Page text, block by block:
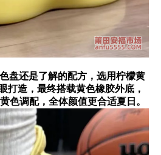
盘还是了解的配方，选用柠檬黄
打造，最终搭载黄色橡胶外底，
色调配，全体颜值更合适夏日。